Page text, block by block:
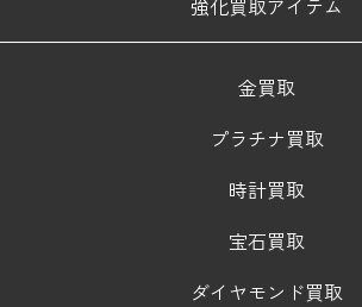
金買取
プラチナ買取
時計買取
宝石買取
ダイヤモンド買取